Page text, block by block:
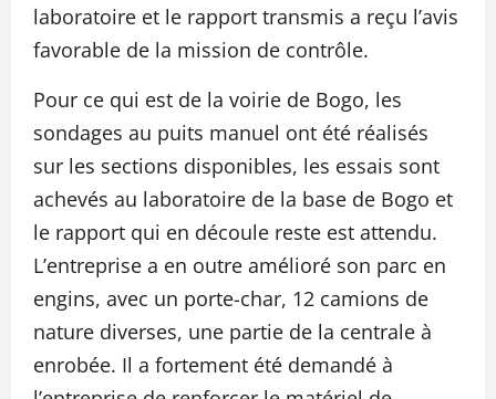
laboratoire et le rapport transmis a reçu l’avis
favorable de la mission de contrôle.
Pour ce qui est de la voirie de Bogo, les
sondages au puits manuel ont été réalisés
sur les sections disponibles, les essais sont
achevés au laboratoire de la base de Bogo et
le rapport qui en découle reste est attendu.
L’entreprise a en outre amélioré son parc en
engins, avec un porte-char, 12 camions de
nature diverses, une partie de la centrale à
enrobée. Il a fortement été demandé à